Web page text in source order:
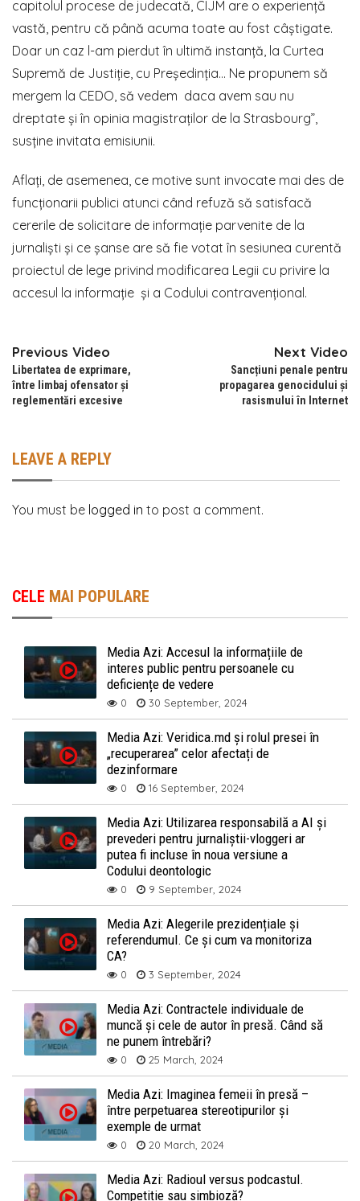
capitolul procese de judecată, CIJM are o experiență
vastă, pentru că până acuma toate au fost câștigate.
Doar un caz l-am pierdut în ultimă instanță, la Curtea
Supremă de Justiție, cu Președinția… Ne propunem să
mergem la CEDO, să vedem daca avem sau nu
dreptate și în opinia magistraților de la Strasbourg”,
susține invitata emisiunii.
Aflați, de asemenea, ce motive sunt invocate mai des de
funcționarii publici atunci când refuză să satisfacă
cererile de solicitare de informație parvenite de la
jurnaliști și ce șanse are să fie votat în sesiunea curentă
proiectul de lege privind modificarea Legii cu privire la
accesul la informație și a Codului contravențional.
Previous Video
Libertatea de exprimare,
între limbaj ofensator și
reglementări excesive
Next Video
Sancțiuni penale pentru
propagarea genocidului și
rasismului în Internet
LEAVE A REPLY
You must be logged in to post a comment.
CELE MAI POPULARE
Media Azi: Accesul la informațiile de
interes public pentru persoanele cu
deficiențe de vedere
0 30 September, 2024
Media Azi: Veridica.md și rolul presei în
„recuperarea” celor afectați de
dezinformare
0 16 September, 2024
Media Azi: Utilizarea responsabilă a AI și
prevederi pentru jurnaliștii-vloggeri ar
putea fi incluse în noua versiune a
Codului deontologic
0 9 September, 2024
Media Azi: Alegerile prezidențiale și
referendumul. Ce și cum va monitoriza
CA?
0 3 September, 2024
Media Azi: Contractele individuale de
muncă și cele de autor în presă. Când să
ne punem întrebări?
0 25 March, 2024
Media Azi: Imaginea femeii în presă –
între perpetuarea stereotipurilor și
exemple de urmat
0 20 March, 2024
Media Azi: Radioul versus podcastul.
Competiție sau simbioză?